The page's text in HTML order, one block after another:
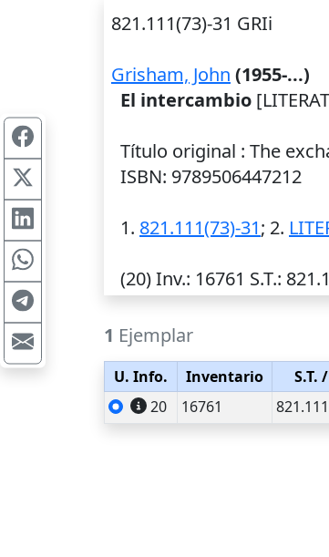
821.111(73)-31 GRIi
Grisham, John (1955-...)
El intercambio
Título original : The
ISBN: 9789506447212
1. 821.111(73)-31; 2.
(20)Inv.: 16761 S.T.:
1 Ejemplar
U. Info. Inventario S.T.
20
16761